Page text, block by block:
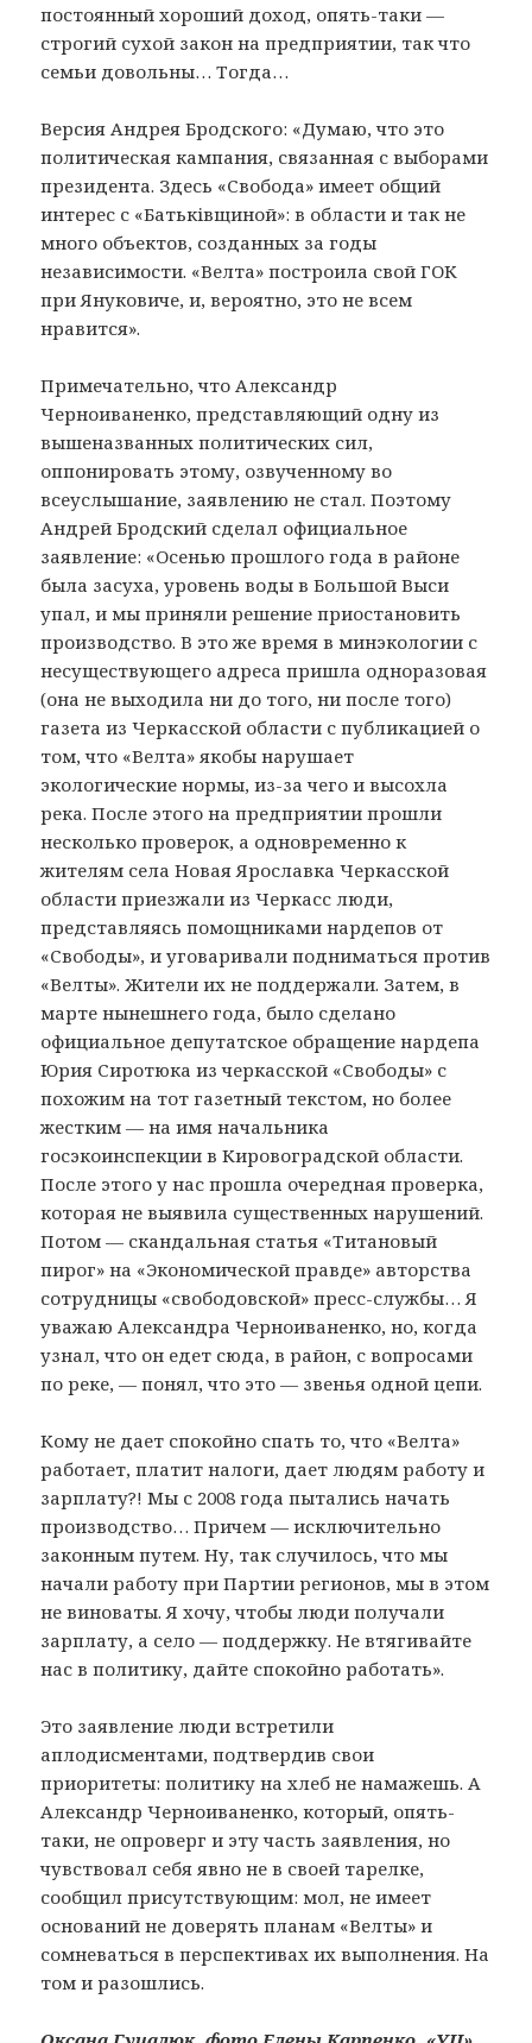
постоянный хороший доход, опять-таки —
строгий сухой закон на предприятии, так что
семьи довольны… Тогда…
Версия Андрея Бродского: «Думаю, что это
политическая кампания, связанная с выборами
президента. Здесь «Свобода» имеет общий
интерес с «Батьківщиной»: в области и так не
много объектов, созданных за годы
независимости. «Велта» построила свой ГОК
при Януковиче, и, вероятно, это не всем
нравится».
Примечательно, что Александр
Черноиваненко, представляющий одну из
вышеназванных политических сил,
оппонировать этому, озвученному во
всеуслышание, заявлению не стал. Поэтому
Андрей Бродский сделал официальное
заявление: «Осенью прошлого года в районе
была засуха, уровень воды в Большой Выси
упал, и мы приняли решение приостановить
производство. В это же время в минэкологии с
несуществующего адреса пришла одноразовая
(она не выходила ни до того, ни после того)
газета из Черкасской области с публикацией о
том, что «Велта» якобы нарушает
экологические нормы, из-за чего и высохла
река. После этого на предприятии прошли
несколько проверок, а одновременно к
жителям села Новая Ярославка Черкасской
области приезжали из Черкасс люди,
представляясь помощниками нардепов от
«Свободы», и уговаривали подниматься против
«Велты». Жители их не поддержали. Затем, в
марте нынешнего года, было сделано
официальное депутатское обращение нардепа
Юрия Сиротюка из черкасской «Свободы» с
похожим на тот газетный текстом, но более
жестким — на имя начальника
госэкоинспекции в Кировоградской области.
После этого у нас прошла очередная проверка,
которая не выявила существенных нарушений.
Потом — скандальная статья «Титановый
пирог» на «Экономической правде» авторства
сотрудницы «свободовской» пресс-службы… Я
уважаю Александра Черноиваненко, но, когда
узнал, что он едет сюда, в район, с вопросами
по реке, — понял, что это — звенья одной цепи.
Кому не дает спокойно спать то, что «Велта»
работает, платит налоги, дает людям работу и
зарплату?! Мы с 2008 года пытались начать
производство… Причем — исключительно
законным путем. Ну, так случилось, что мы
начали работу при Партии регионов, мы в этом
не виноваты. Я хочу, чтобы люди получали
зарплату, а село — поддержку. Не втягивайте
нас в политику, дайте спокойно работать».
Это заявление люди встретили
аплодисментами, подтвердив свои
приоритеты: политику на хлеб не намажешь. А
Александр Черноиваненко, который, опять-
таки, не опроверг и эту часть заявления, но
чувствовал себя явно не в своей тарелке,
сообщил присутствующим: мол, не имеет
оснований не доверять планам «Велты» и
сомневаться в перспективах их выполнения. На
том и разошлись.